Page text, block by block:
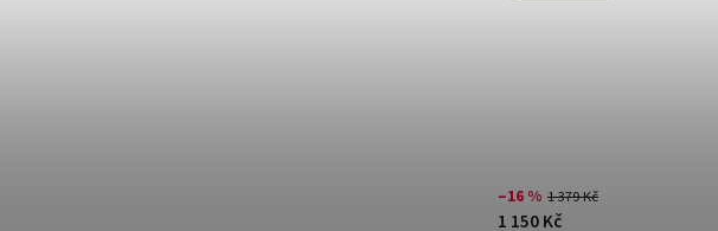
–16 % 1 379 Kč
1 150 Kč